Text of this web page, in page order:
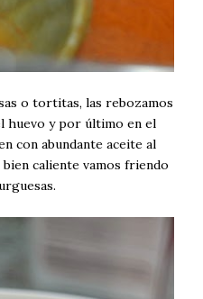
o tortitas, las rebozamos
huevo y por último en el
con abundante aceite al
caliente vamos friendo